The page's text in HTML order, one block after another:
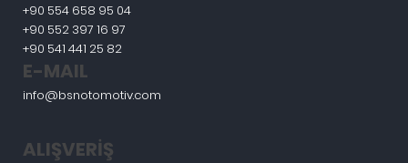
+90 554 658 95 04
+90 552 397 16 97
+90 541 441 25 82
E-MAIL
info@bsnotomotiv.com
ALIŞVERİŞ